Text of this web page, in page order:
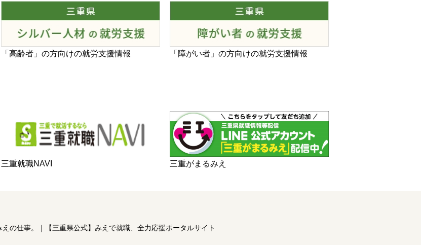
「高齢者」の方向けの就労支援情報 「障がい者」の方向けの就労支援情報
三重就職NAVI 三重がまるみえ
の仕事。 ｜ 【三重県公式】みえで就職、全力応援ポータルサイト